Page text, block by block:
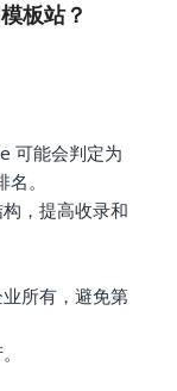
板站？
可能会判定为
。
，提高收录和
所有，避免第